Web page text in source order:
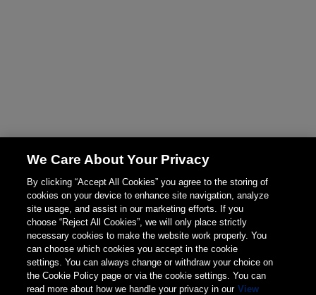
We Care About Your Privacy
By clicking “Accept All Cookies” you agree to the storing of
cookies on your device to enhance site navigation, analyze
site usage, and assist in our marketing efforts. If you
choose “Reject All Cookies”, we will only place strictly
necessary cookies to make the website work properly. You
can choose which cookies you accept in the cookie
settings. You can always change or withdraw your choice on
the Cookie Policy page or via the cookie settings. You can
read more about how we handle your privacy in our View